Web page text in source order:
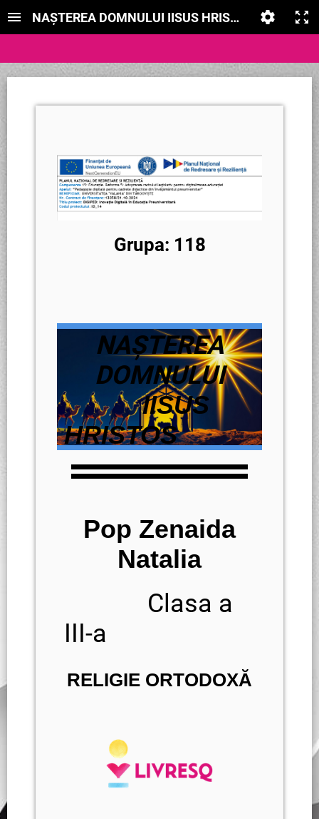
NAȘTEREA DOMNULUI IISUS HRISTOS
Grupa: 118
NAȘTEREA
DOMNULUI
IISUS
HRISTOS
Pop Zenaida
Natalia
Clasa a
III-a
RELIGIE ORTODOXĂ